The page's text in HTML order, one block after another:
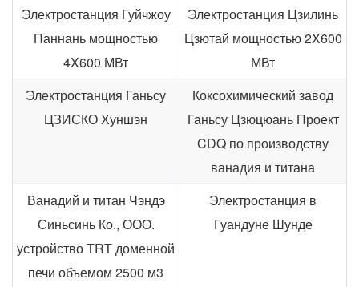
Электростанция Гуйчжоу
Паннань мощностью
4X600 МВт
Электростанция Цзилинь
Цзютай мощностью 2X600
МВт
Электростанция Ганьсу
ЦЗИСКО Хуншэн
Коксохимический завод
Ганьсу Цзюцюань Проект
CDQ по производству
ванадия и титана
Ванадий и титан Чэндэ
Синьсинь Ко., ООО.
устройство TRT доменной
печи объемом 2500 м3
Электростанция в
Гуандуне Шунде